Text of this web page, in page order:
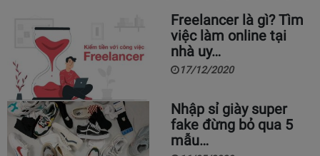
Freelancer là gì? Tìm
việc làm online tại
nhà uy…
17/12/2020
Nhập sỉ giày super
fake đừng bỏ qua 5
mẫu…